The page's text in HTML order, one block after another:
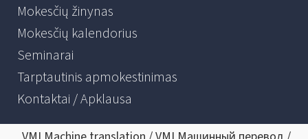
Mokesčių žinynas
Mokesčių kalendorius
Seminarai
Tarptautinis apmokestinimas
Kontaktai / Apklausa